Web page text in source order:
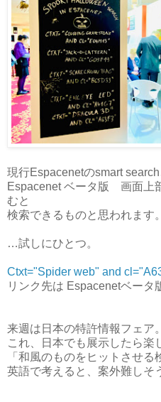
現行Espacenetのsmart
Espacenet ベータ版 画面上
むと
検索できるものと思われます。
…試しにひとつ。
Ctxt="Spider web" and
リンク先は Espacenetベータ
来週は日本の特許情報フェア。
これ、日本でも展示したら楽
「和風のものをヒットさせる
英語で考えると、案外難しそ